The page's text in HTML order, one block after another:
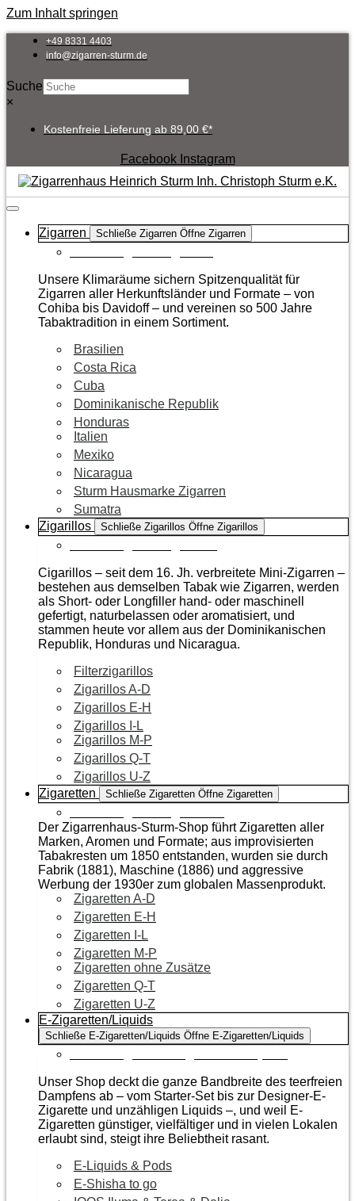
Zum Inhalt springen
+49 8331 4403
info@zigarren-sturm.de
Suche
×
Kostenfreie Lieferung ab 89,00 €*
Facebook Instagram
Zigarren Schließe Zigarren Öffne Zigarren
Unsere Klimaräume sichern Spitzenqualität für
Zigarren aller Herkunftsländer und Formate – von
Cohiba bis Davidoff – und vereinen so 500 Jahre
Tabaktradition in einem Sortiment.
Brasilien
Costa Rica
Cuba
Dominikanische Republik
Honduras
Italien
Mexiko
Nicaragua
Sturm Hausmarke Zigarren
Sumatra
Zigarillos
Schließe Zigarillos Öffne Zigarillos
Cigarillos – seit dem 16. Jh. verbreitete Mini-Zigarren –
bestehen aus demselben Tabak wie Zigarren, werden
als Short- oder Longfiller hand- oder maschinell
gefertigt, naturbelassen oder aromatisiert, und
stammen heute vor allem aus der Dominikanischen
Republik, Honduras und Nicaragua.
Filterzigarillos
Zigarillos A-D
Zigarillos E-H
Zigarillos I-L
Zigarillos M-P
Zigarillos Q-T
Zigarillos U-Z
Zigaretten
Schließe Zigaretten Öffne Zigaretten
Der Zigarrenhaus-Sturm-Shop führt Zigaretten aller
Marken, Aromen und Formate; aus improvisierten
Tabakresten um 1850 entstanden, wurden sie durch
Fabrik (1881), Maschine (1886) und aggressive
Werbung der 1930er zum globalen Massenprodukt.
Zigaretten A-D
Zigaretten E-H
Zigaretten I-L
Zigaretten M-P
Zigaretten ohne Zusätze
Zigaretten Q-T
Zigaretten U-Z
E-Zigaretten/Liquids
Schließe E-Zigaretten/Liquids Öffne E-Zigaretten/Liquids
Unser Shop deckt die ganze Bandbreite des teerfreien
Dampfens ab – vom Starter-Set bis zur Designer-E-
Zigarette und unzähligen Liquids –, und weil E-
Zigaretten günstiger, vielfältiger und in vielen Lokalen
erlaubt sind, steigt ihre Beliebtheit rasant.
E-Liquids & Pods
E-Shisha to go